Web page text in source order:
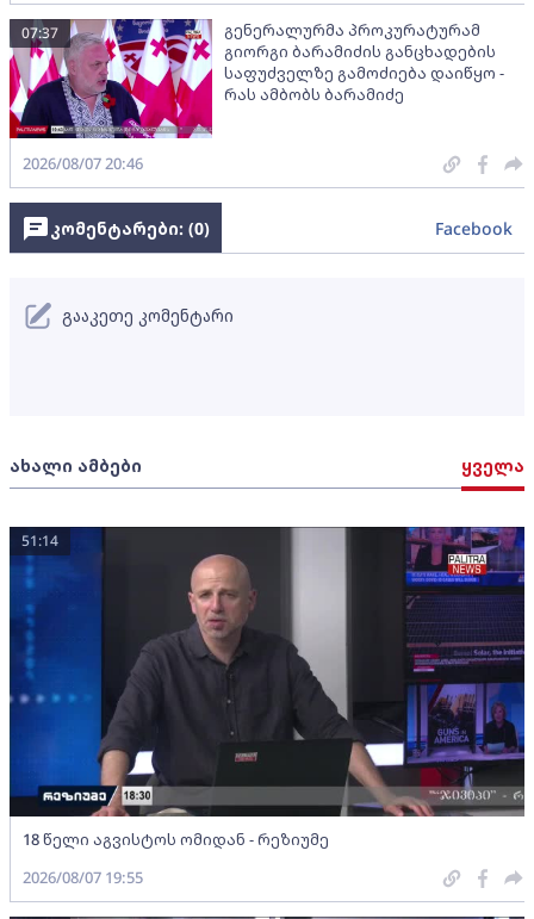
გენერალურმა პროკურატურამ
გიორგი ბარამიძის განცხადების
საფუძველზე გამოძიება დაიწყო -
რას ამბობს ბარამიძე
07:37
2026/08/07 20:46
ახალი ამბები ყველა
18 წელი აგვისტოს ომიდან - რეზიუმე
51:14
2026/08/07 19:55
კომენტარები: (0) Facebook
გააკეთე კომენტარი